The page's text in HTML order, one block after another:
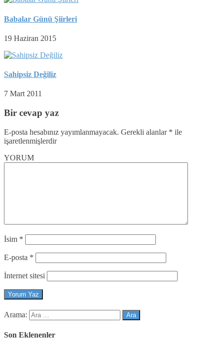
Babalar Günü Şiirleri
19 Haziran 2015
Sahipsiz Değiliz
7 Mart 2011
Bir cevap yaz
E-posta hesabınız yayımlanmayacak. Gerekli alanlar * ile
işaretlenmişlerdir
YORUM
İsim *
E-posta *
İnternet sitesi
Arama:
Son Eklenenler